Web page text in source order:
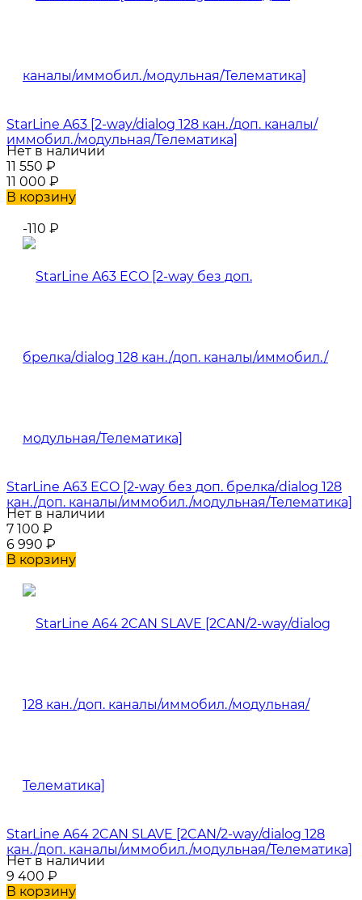
StarLine A63 [2-way/dialog 128 кан./доп. каналы/
иммобил./модульная/Телематика]
Нет в наличии
11 550 ₽
11 000 ₽
В корзину
-110 ₽
StarLine A63 ECO [2-way без доп. брелка/dialog 128
кан./доп. каналы/иммобил./модульная/Телематика]
Нет в наличии
7 100 ₽
6 990 ₽
В корзину
StarLine A64 2CAN SLAVE [2CAN/2-way/dialog 128
кан./доп. каналы/иммобил./модульная/Телематика]
Нет в наличии
9 400 ₽
В корзину